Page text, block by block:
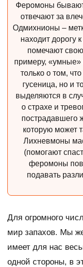
Феромоны
отвечают за
Одмихнионы –
находит дорогу
помечают
примеру,
только о том,
гусеница, но и
выделяются в
о страхе и
пострадавшего
которую может
Лихневмоны
(помогают
феромоны
подавать
Для огромного
мир запахов. Мы
имеет для нас
одной стороны, в